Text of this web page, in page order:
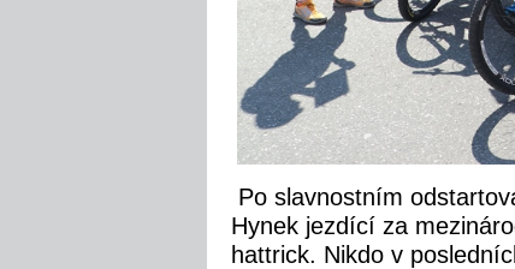
Po slavnostním
Hynek jezdící za
hattrick. Nikdo v